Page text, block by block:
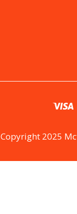
Copyright 2025